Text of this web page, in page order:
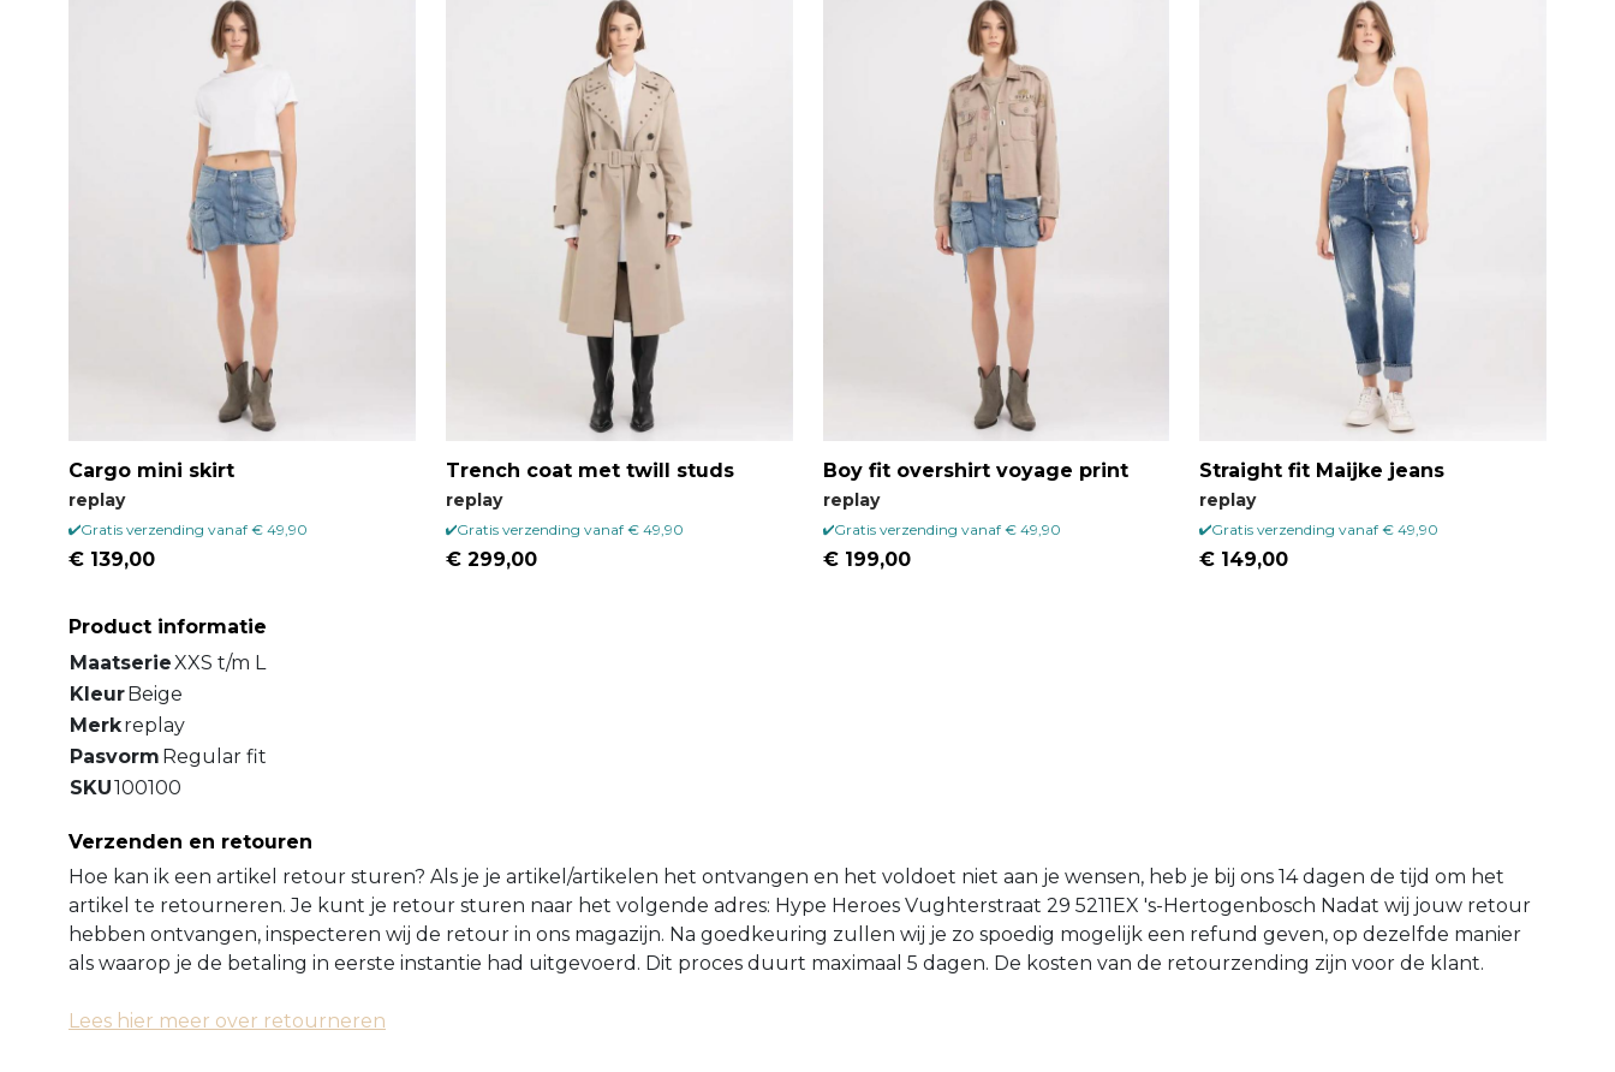
Cargo mini skirt
replay
Gratis verzending vanaf € 49,90
€ 139,00
Trench coat met twill studs
replay
Gratis verzending vanaf € 49,90
€ 299,00
Boy fit overshirt voyage print
replay
Gratis verzending vanaf € 49,90
€ 199,00
Straight fit Maijke jeans
replay
Gratis verzending vanaf € 49,90
€ 149,00
Product informatie
MaatserieXXS t/m L
KleurBeige
Merkreplay
Pasvorm Regular fit
SKU100100
Verzenden en retouren
Hoe kan ik een artikel retour sturen? Als je je artikel/artikelen het ontvangen en het voldoet niet aan je wensen, heb je bij ons 14 dagen de tijd om het
artikel te retourneren. Je kunt je retour sturen naar het volgende adres: Hype Heroes Vughterstraat 29 5211EX 's-Hertogenbosch Nadat wij jouw retour
hebben ontvangen, inspecteren wij de retour in ons magazijn. Na goedkeuring zullen wij je zo spoedig mogelijk een refund geven, op dezelfde manier
als waarop je de betaling in eerste instantie had uitgevoerd. Dit proces duurt maximaal 5 dagen. De kosten van de retourzending zijn voor de klant.
Lees hier meer over retourneren